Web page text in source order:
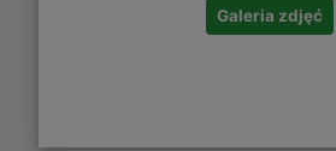
Galeria zdjęć